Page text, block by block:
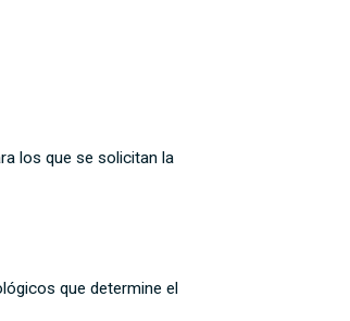
los que se solicitan la
que determine el